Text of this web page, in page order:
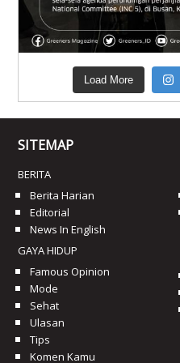
Load More
SITEMAP
BERITA
Berita Harian
Editorial
News In English
GAYA HIDUP
Famous Opinion
Mode
Sehat
Ulasan
Tips
Komen Kamu